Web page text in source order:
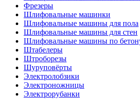
Фрезеры
Шлифовальные машинки
Шлифовальные машины для пола
Шлифовальные машины для стен
Шлифовальные машины по
Штабелеры
Штроборезы
Шуруповёрты
Электролобзики
Электроножницы
Электрорубанки